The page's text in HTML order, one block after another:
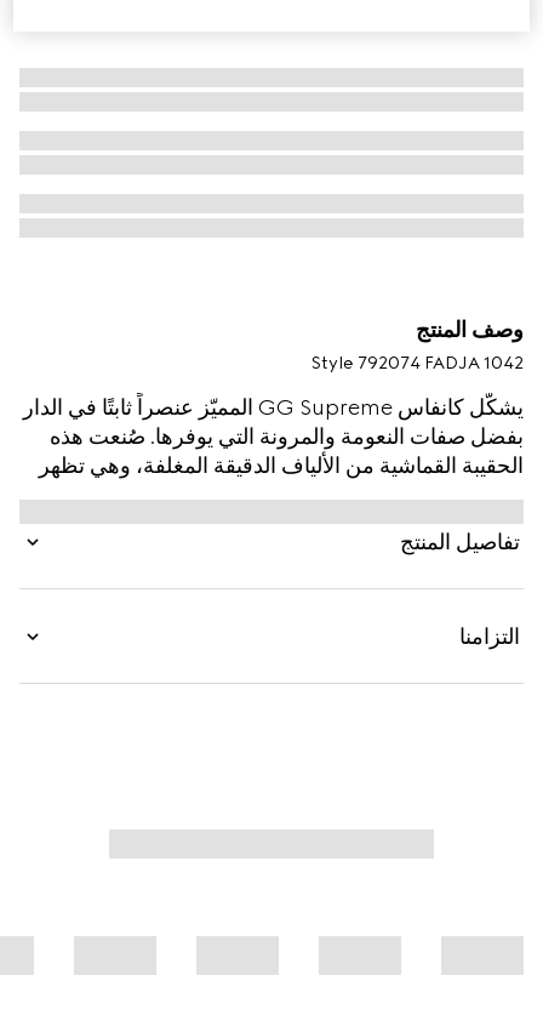
وصف المنتج
Style ‎792074 FADJA 1042
يشكّل كانفاس GG Supreme المميّز عنصراً ثابتًا في الدار
بفضل صفات النعومة والمرونة التي يوفرها. صُنعت هذه
الحقيبة القماشية من الألياف الدقيقة المغلفة، وهي تظهر
هنا بنسخة معدّلة ومميّزة باللون الأسود بالكامل. يكتمل
التصميم بتقليم من الجلد بلون موحد، بينما تظهر نفحة ألوان
متفجرة على شكل شريط ويب الأرشيفي.
تفاصيل المنتج
التزامنا